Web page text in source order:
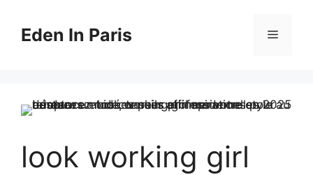
contenuEden In Paris Menu
look working girl